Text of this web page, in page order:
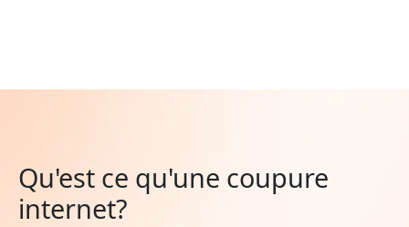
Qu'est ce qu'une coupure
internet?